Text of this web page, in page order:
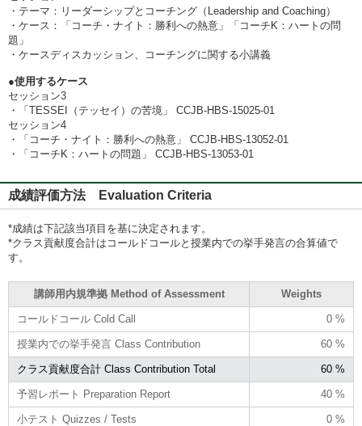
・テーマ：リーダーシップとコーチング（Leadership and Coaching）
・ケース：「コーチ・ナイト：勝利への熱意」「コーチK：ハートの問
題」
・ケースディスカッション、コーチングに関する小講義
●使用するケース
セッション3
・「TESSEI（テッセイ）の苦境」 CCJB-HBS-15025-01
セッション4
・「コーチ・ナイト：勝利への熱意」 CCJB-HBS-13052-01
・「コーチK：ハートの問題」 CCJB-HBS-13053-01
成績評価方法 Evaluation Criteria
*成績は下記該当項目を基に決定されます。
*クラス貢献度合計はコールドコールと授業内での挙手発言の合算値で
す。
講師用内規準拠 Method of Assessment Weights
コールドコール Cold Call 0 %
授業内での挙手発言 Class Contribution 60 %
クラス貢献度合計 Class Contribution Total 60 %
予習レポート Preparation Report 40 %
小テスト Quizzes / Tests 0 %